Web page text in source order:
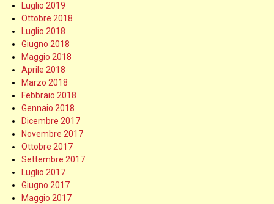
Luglio 2019
Ottobre 2018
Luglio 2018
Giugno 2018
Maggio 2018
Aprile 2018
Marzo 2018
Febbraio 2018
Gennaio 2018
Dicembre 2017
Novembre 2017
Ottobre 2017
Settembre 2017
Luglio 2017
Giugno 2017
Maggio 2017